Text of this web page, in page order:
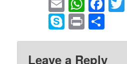
Skype
Print
Leave a Reply